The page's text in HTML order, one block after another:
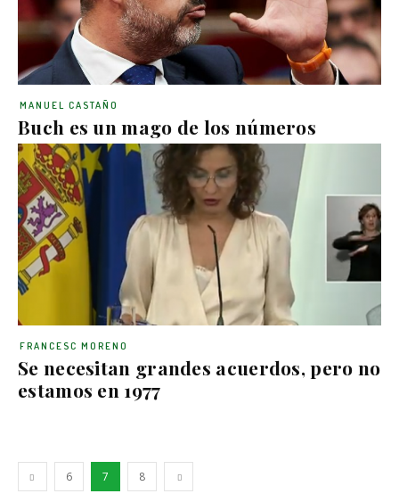
Buch es un mago de los números
MANUEL CASTAÑO
Se necesitan grandes acuerdos, pero no
estamos en 1977
FRANCESC MORENO
6 7 8